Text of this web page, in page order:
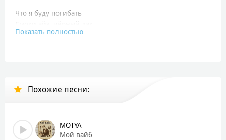
Что я буду погибать
Ловит кайф когда ловит мой взгляд
Только кэш
Я вдыхаю жаркий пепел выдыхаю мантры
С ней на седьмом небе это в голове кадры (яд)
Показать полностью
Похожие песни:
MOTYA
Мой вайб